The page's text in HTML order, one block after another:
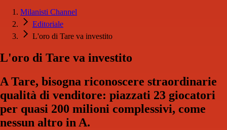
Milanisti Channel
Editoriale
L'oro di Tare va investito
L'oro di Tare va investito
A Tare, bisogna riconoscere straordinarie
qualità di venditore: piazzati 23 giocatori
per quasi 200 milioni complessivi, come
nessun altro in A.